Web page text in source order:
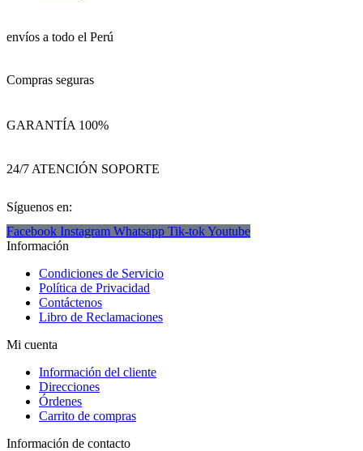
envíos a todo el Perú
Compras seguras
GARANTÍA 100%
24/7 ATENCIÓN SOPORTE
Síguenos en:
Facebook Instagram Whatsapp Tik-tokYoutube
Información
Condiciones de Servicio
Política de Privacidad
Contáctenos
Libro de Reclamaciones
Mi cuenta
Información del cliente
Direcciones
Órdenes
Carrito de compras
Información de contacto